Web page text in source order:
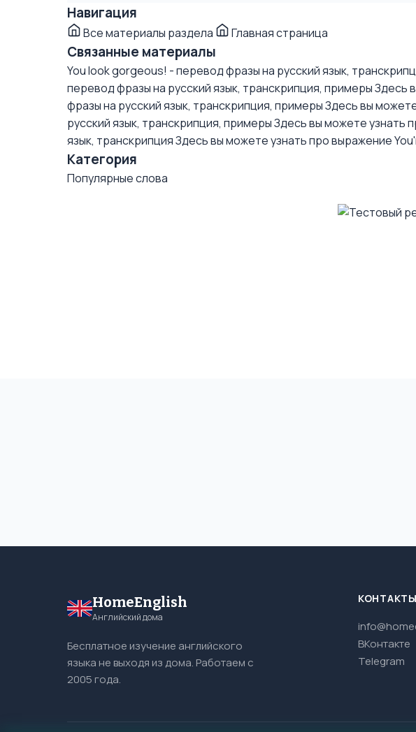
Навигация
Все материалы раздела Главная страница
Связанные материалы
You look gorgeous! - перевод фразы на русский язык,
перевод фразы на русский язык, транскрипция, примерыЗдесь
фразы на русский язык, транскрипция, примерыЗдесь вы
русский язык, транскрипция, примерыЗдесь вы можете узнать
язык, транскрипцияЗдесь вы можете узнать про выражение
Категория
Популярные слова
HomeEnglish
Английский дома
Бесплатное изучение английского
языка не выходя из дома. Работаем с
2005 года.
КОНТАКТЫ
ВКонтакте
Telegram